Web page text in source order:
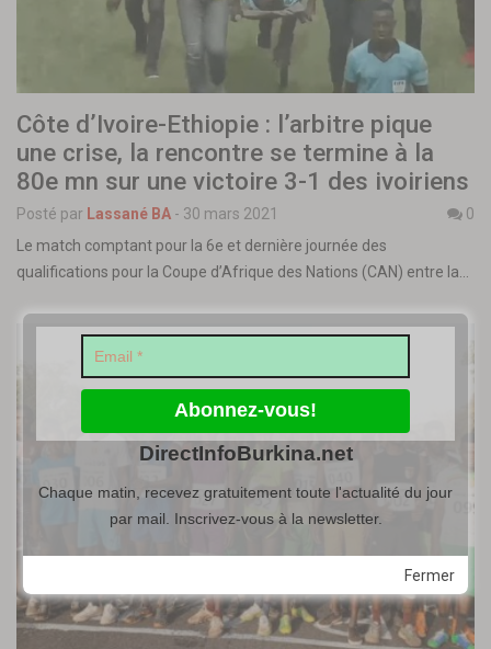
Côte d’Ivoire-Ethiopie : l’arbitre pique
une crise, la rencontre se termine à la
80e mn sur une victoire 3-1 des ivoiriens
Posté par Lassané BA - 30 mars 2021
0
Le match comptant pour la 6e et dernière journée des
qualifications pour la Coupe d’Afrique des Nations (CAN) entre la…
Fermer
DirectInfoBurkina.net
Chaque matin, recevez gratuitement toute l'actualité du jour
par mail. Inscrivez-vous à la newsletter.